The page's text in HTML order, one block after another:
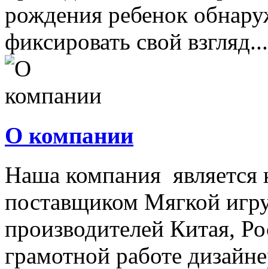
рождения ребенок
фиксировать свой взгляд...
О компании
Наша компания
поставщиком Мягкой
производителей Китая,
грамотной работе